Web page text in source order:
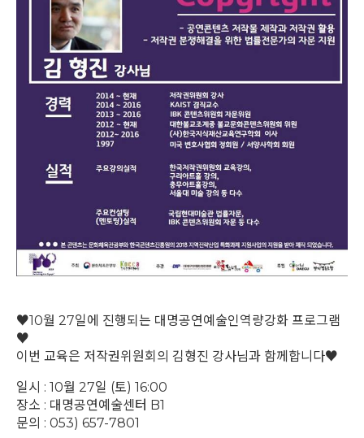
♥10월 27일에 진행되는 대명공연예술인역량강화 프로그램
♥
이번 교육은 저작권위원회의 김형진 강사님과 함께합니다♥
일시 : 10월 27일 (토) 16:00
장소 : 대명공연예술센터 B1
문의 : 053) 657-7801